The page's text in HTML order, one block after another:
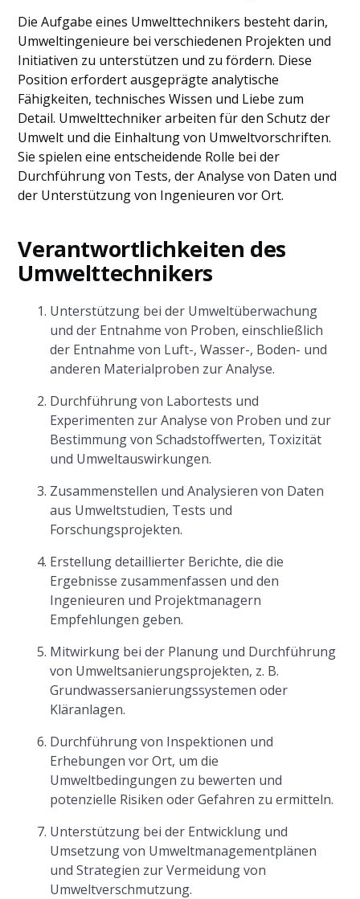
Die Aufgabe eines Umwelttechnikers besteht darin,
Umweltingenieure bei verschiedenen Projekten und
Initiativen zu unterstützen und zu fördern. Diese
Position erfordert ausgeprägte analytische
Fähigkeiten, technisches Wissen und Liebe zum
Detail. Umwelttechniker arbeiten für den Schutz der
Umwelt und die Einhaltung von Umweltvorschriften.
Sie spielen eine entscheidende Rolle bei der
Durchführung von Tests, der Analyse von Daten und
der Unterstützung von Ingenieuren vor Ort.
Verantwortlichkeiten des
Umwelttechnikers
Unterstützung bei der Umweltüberwachung
und der Entnahme von Proben, einschließlich
der Entnahme von Luft-, Wasser-, Boden- und
anderen Materialproben zur Analyse.
Durchführung von Labortests und
Experimenten zur Analyse von Proben und zur
Bestimmung von Schadstoffwerten, Toxizität
und Umweltauswirkungen.
Zusammenstellen und Analysieren von Daten
aus Umweltstudien, Tests und
Forschungsprojekten.
Erstellung detaillierter Berichte, die die
Ergebnisse zusammenfassen und den
Ingenieuren und Projektmanagern
Empfehlungen geben.
Mitwirkung bei der Planung und Durchführung
von Umweltsanierungsprojekten, z. B.
Grundwassersanierungssystemen oder
Kläranlagen.
Durchführung von Inspektionen und
Erhebungen vor Ort, um die
Umweltbedingungen zu bewerten und
potenzielle Risiken oder Gefahren zu ermitteln.
Unterstützung bei der Entwicklung und
Umsetzung von Umweltmanagementplänen
und Strategien zur Vermeidung von
Umweltverschmutzung.